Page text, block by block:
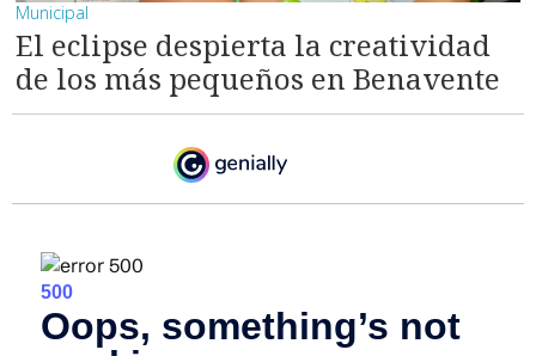
Municipal
El eclipse despierta la creatividad
de los más pequeños en Benavente